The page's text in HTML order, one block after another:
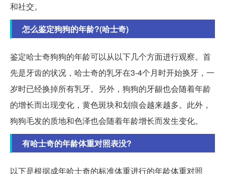
和社交。
怎么鉴定狗狗的年龄?(哈士奇)
鉴定哈士奇狗狗的年龄可以从以下几个方面进行观察。首
先是牙齿的状况，哈士奇的乳牙在3-4个月时开始换牙，一
岁时已经换掉所有乳牙。另外，狗狗的牙龈也会随着年龄
的增长而出现变化，黄色斑块和划痕会越来越多。此外，
狗狗毛发的质地和色泽也会随着年龄增长而发生变化。
有哈士奇的年龄体重对照表没?
以下是根据成年哈士奇的标准体重进行的年龄体重对照